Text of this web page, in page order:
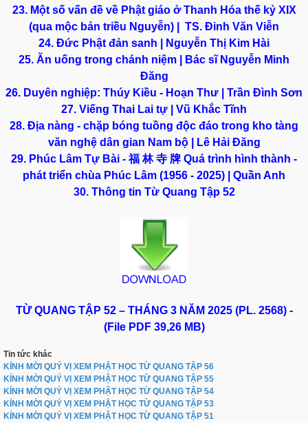
23. Một số vấn đề về Phật giáo ở Thanh Hóa thế kỷ XIX
(qua mộc bản triều Nguyễn) | TS. Đinh Văn Viễn
24. Đức Phật đản sanh | Nguyễn Thị Kim Hài
25. Ăn uống trong chánh niệm | Bác sĩ Nguyễn Minh
Đăng
26. Duyên nghiệp: Thúy Kiều - Hoạn Thư | Trần Đình Sơn
27. Viếng Thai Lai tự | Vũ Khắc Tĩnh
28. Địa nàng - chặp bóng tuồng độc đáo trong kho tàng
văn nghệ dân gian Nam bộ | Lê Hải Đăng
29. Phúc Lâm Tự Bài - 福 林 寺 牌 Quá trình hình thành -
phát triển chùa Phúc Lâm (1956 - 2025) | Quần Anh
30. Thông tin Từ Quang Tập 52
TỪ QUANG TẬP 52 – THÁNG 3 NĂM 2025 (PL. 2568) -
(File PDF 39,26 MB)
Tin tức khác
KÍNH MỜI QUÝ VỊ XEM PHẬT HỌC TỪ QUANG TẬP 56
KÍNH MỜI QUÝ VỊ XEM PHẬT HỌC TỪ QUANG TẬP 55
KÍNH MỜI QUÝ VỊ XEM PHẬT HỌC TỪ QUANG TẬP 54
KÍNH MỜI QUÝ VỊ XEM PHẬT HỌC TỪ QUANG TẬP 53
KÍNH MỜI QUÝ VỊ XEM PHẬT HỌC TỪ QUANG TẬP 51